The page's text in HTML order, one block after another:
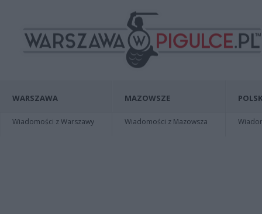
WARSZAWA
Wiadomości z Warszawy
MAZOWSZE
Wiadomości z Mazowsza